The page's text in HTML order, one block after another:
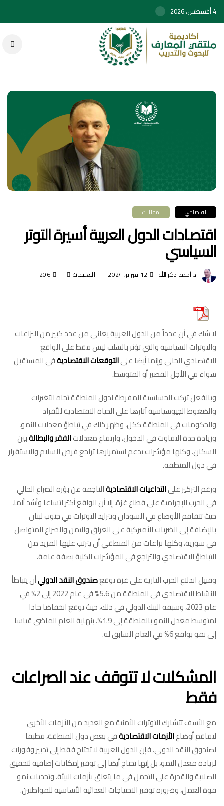
4 أغسطس، 2026
اقتصادي مقالات
اقتصادات الدول العربية أسيرة التوتر
السياسي
د.أحمد ذكر الله 12 فبراير، 2024 التعليقات على
أسيرة
التوتر
السياسي
206
لا شك في أن عدداً من الدول العربية يعاني من عدد كبير من النزاعات
والتوترات السياسية والتي تؤثر بالسلب ليس فقط على الواقع
الاقتصادي الحالي وإنما أيضا علىالتوقعات الاقتصاديةفي المستقبل
سواء في الأجل القصير أو المتوسط.
وبالفعل تركت الحساسية المفرطة لدول المنطقة تجاه التغيرات
والضغوط الجيوسياسية آثارها على الحياة الاقتصادية للأفراد
والحكومات في المنطقة ككل، وظهر ذلك في تباطؤ معدلات النمو،
وزيادة حدة التفاوت في الدخول، وارتفاع معدلاتالفقر والبطالةبين
السكان، وكلها مؤشرات يدعم استمرارها تراجع فرص السلام والاستقرار
في دول المنطقة.
ورغم التركيز علىالتداعيات الاقتصاديةالناجمة عن بؤرة الصراع الحالي
في الحرب الإجرامية على قطاع غزة، إلا أن الواقع أكثر اتساعا وأشد ألما،
حيث تتفاقم الأوضاع في السودان وتتزايد التوترات في جنوب لبنان
بالإضافة إلى الضربات الأميركية على العراق واليمن والصراع المتواصل
في سورية، وكلها نزاعات من المنطقي أن يترتب عليها المزيد من
التباطؤ الاقتصادي والتراجع في المؤشرات الكلية بصفة عامة.
وقبيل اندلاع الحرب النازية على غزة توقعصندوق النقد الدوليأن يتباطأ
النشاط الاقتصادي في المنطقة من 5.6% في عام 2022 إلى 2% في
عام 2023، وسبقه البنك الدولي في ذلك، حيث توقع انخفاضا حادا
لمتوسط معدل النمو بالمنطقة إلى 1.9%، بنهاية العام الماضي قياسا
إلى نمو بواقع 6% في العام السابق له.
المشكلات لا تتوقف عند الصراعات
فقط
مع الأسف تتشارك التوترات الأمنية مع العديد من الأزمات الأخرى
لتفاقم أوضاعالأزمات الاقتصاديةفي بعض دول المنطقة، فطبقا
لصندوق النقد الدولي، فإن الدول العربية لا تحتاج فقط إلى تدبير وفورات
لزيادة معدل النمو، بل إنها تحتاج أيضا إلى توفير إمكانات إضافية لتحقيق
الصلابة والقدرة على التحمل في ما يتعلق بأزمات البيئة، وتحديات نمو
قوة العمل، وضرورة توفير الاحتياجات الغذائية الأساسية للمواطنين.